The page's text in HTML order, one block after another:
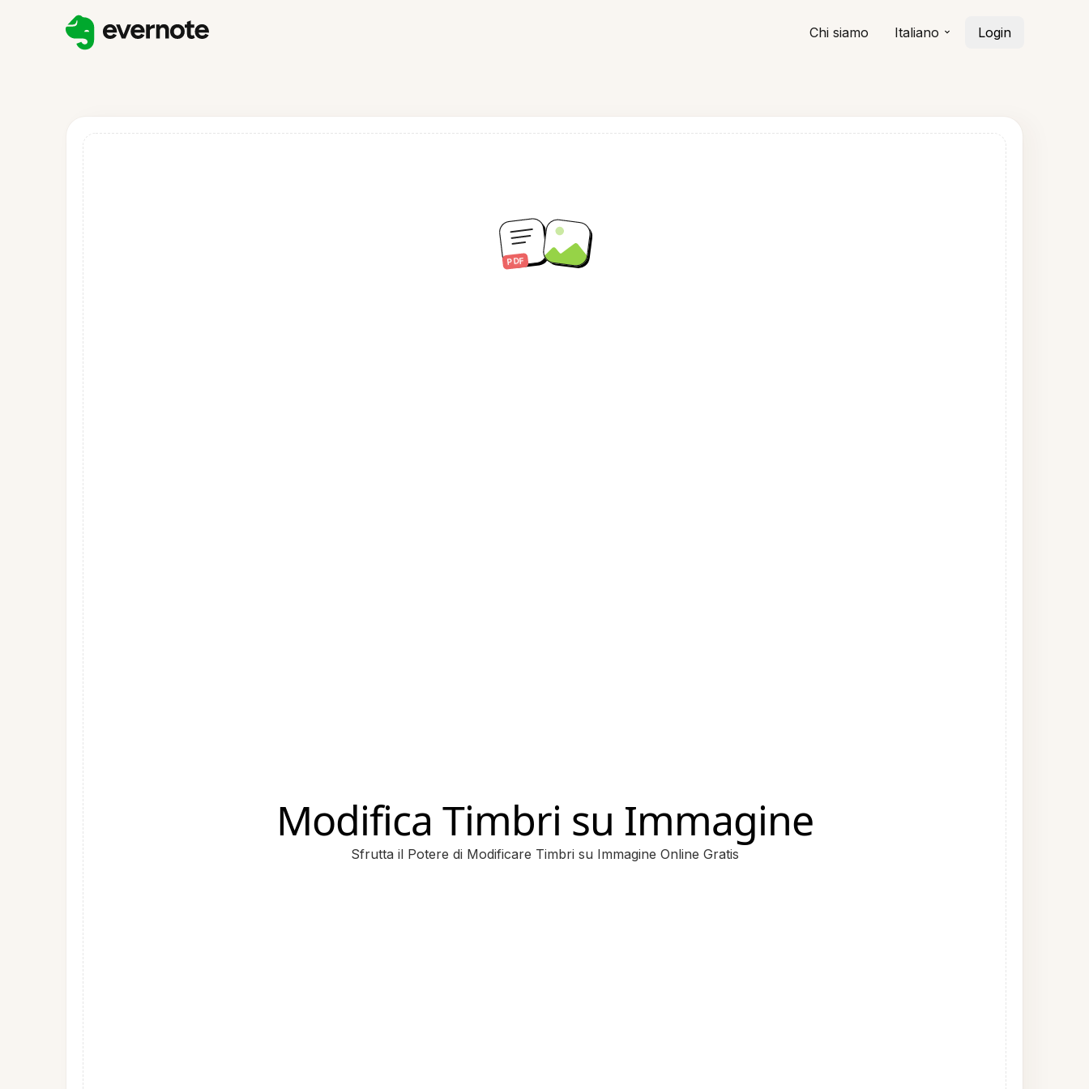
Chi siamo Italiano Login
Modifica Timbri su Immagine
Sfrutta il Potere di Modificare Timbri su Immagine Online Gratis